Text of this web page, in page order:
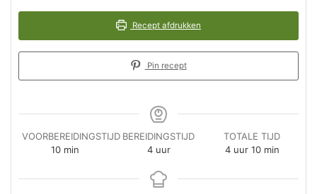
Recept afdrukken
Pin recept
VOORBEREIDINGSTIJD
10minuten
min
BEREIDINGSTIJD
4uur
uur
TOTALE TIJD
4uur
uur 10minuten
min